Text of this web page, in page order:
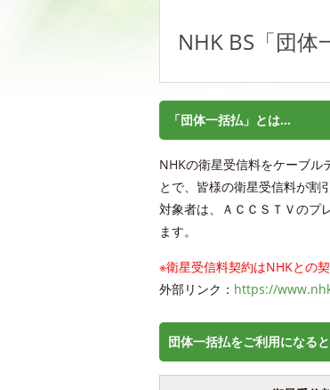
NHK BS「団体
「団体一括払」とは…
NHKの衛星受信料をケーブル
とで、皆様の衛星受信料が割
対象者は、ＡＣＣＳＴＶのプ
ます。
※衛星受信料契約はNHKとの
外部リンク： https://
団体一括払をご利用になる